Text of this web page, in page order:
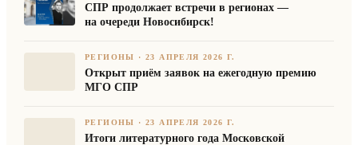
СПР продолжает встречи в регионах —
на очереди Новосибирск!
РЕГИОНЫ ·23 АПРЕЛЯ 2026 Г.
Открыт приём заявок на ежегодную премию
МГО СПР
РЕГИОНЫ ·23 АПРЕЛЯ 2026 Г.
Итоги литературного года Московской